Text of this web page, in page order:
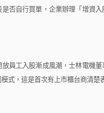
是否自行買單，企業辦理「增資
工入股漸成風潮，士林電機董
式，這是首次有上市櫃台商清楚